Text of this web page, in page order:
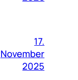
17.
November
2025